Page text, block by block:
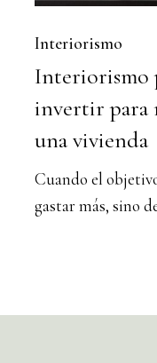
el
valor
de
una
vivienda
Interiorismo
Interiorismo
invertir para
una vivienda
Cuando el
gastar más, sino